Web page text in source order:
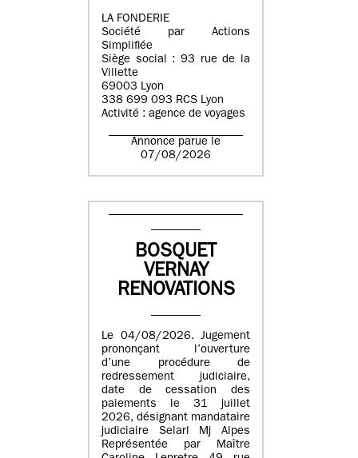
LA FONDERIE
Société par Actions
Simplifiée
Siège social : 93 rue de la
Villette
69003 Lyon
338 699 093 RCS Lyon
Activité : agence de voyages
Annonce parue le
07/08/2026
BOSQUET
VERNAY
RENOVATIONS
Le 04/08/2026. Jugement
prononçant l’ouverture
d’une procédure de
redressement judiciaire,
date de cessation des
paiements le 31 juillet
2026, désignant mandataire
judiciaire Selarl Mj Alpes
Représentée par Maître